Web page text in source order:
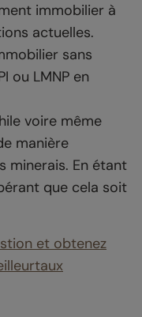
immobilier à
actuelles.
sans
ou LMNP en
voire même
manière
minerais. En étant
que cela soit
et obtenez